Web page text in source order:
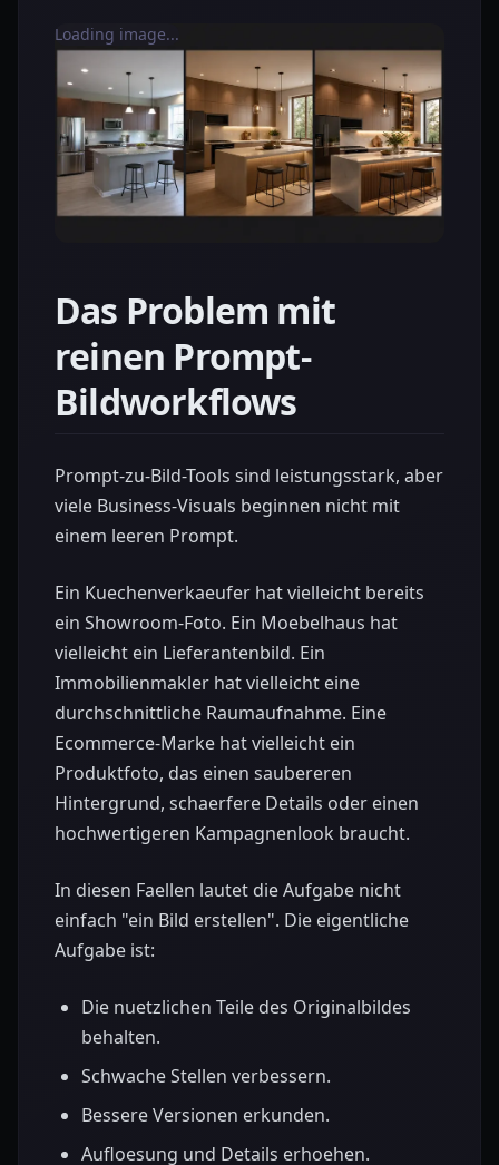
Loading image...
Das Problem mit
reinen Prompt-
Bildworkflows
Prompt-zu-Bild-Tools sind leistungsstark, aber
viele Business-Visuals beginnen nicht mit
einem leeren Prompt.
Ein Kuechenverkaeufer hat vielleicht bereits
ein Showroom-Foto. Ein Moebelhaus hat
vielleicht ein Lieferantenbild. Ein
Immobilienmakler hat vielleicht eine
durchschnittliche Raumaufnahme. Eine
Ecommerce-Marke hat vielleicht ein
Produktfoto, das einen saubereren
Hintergrund, schaerfere Details oder einen
hochwertigeren Kampagnenlook braucht.
In diesen Faellen lautet die Aufgabe nicht
einfach "ein Bild erstellen". Die eigentliche
Aufgabe ist:
Die nuetzlichen Teile des Originalbildes
behalten.
Schwache Stellen verbessern.
Bessere Versionen erkunden.
Aufloesung und Details erhoehen.